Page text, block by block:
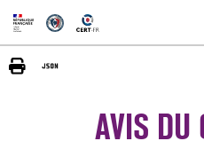
AVIS DU